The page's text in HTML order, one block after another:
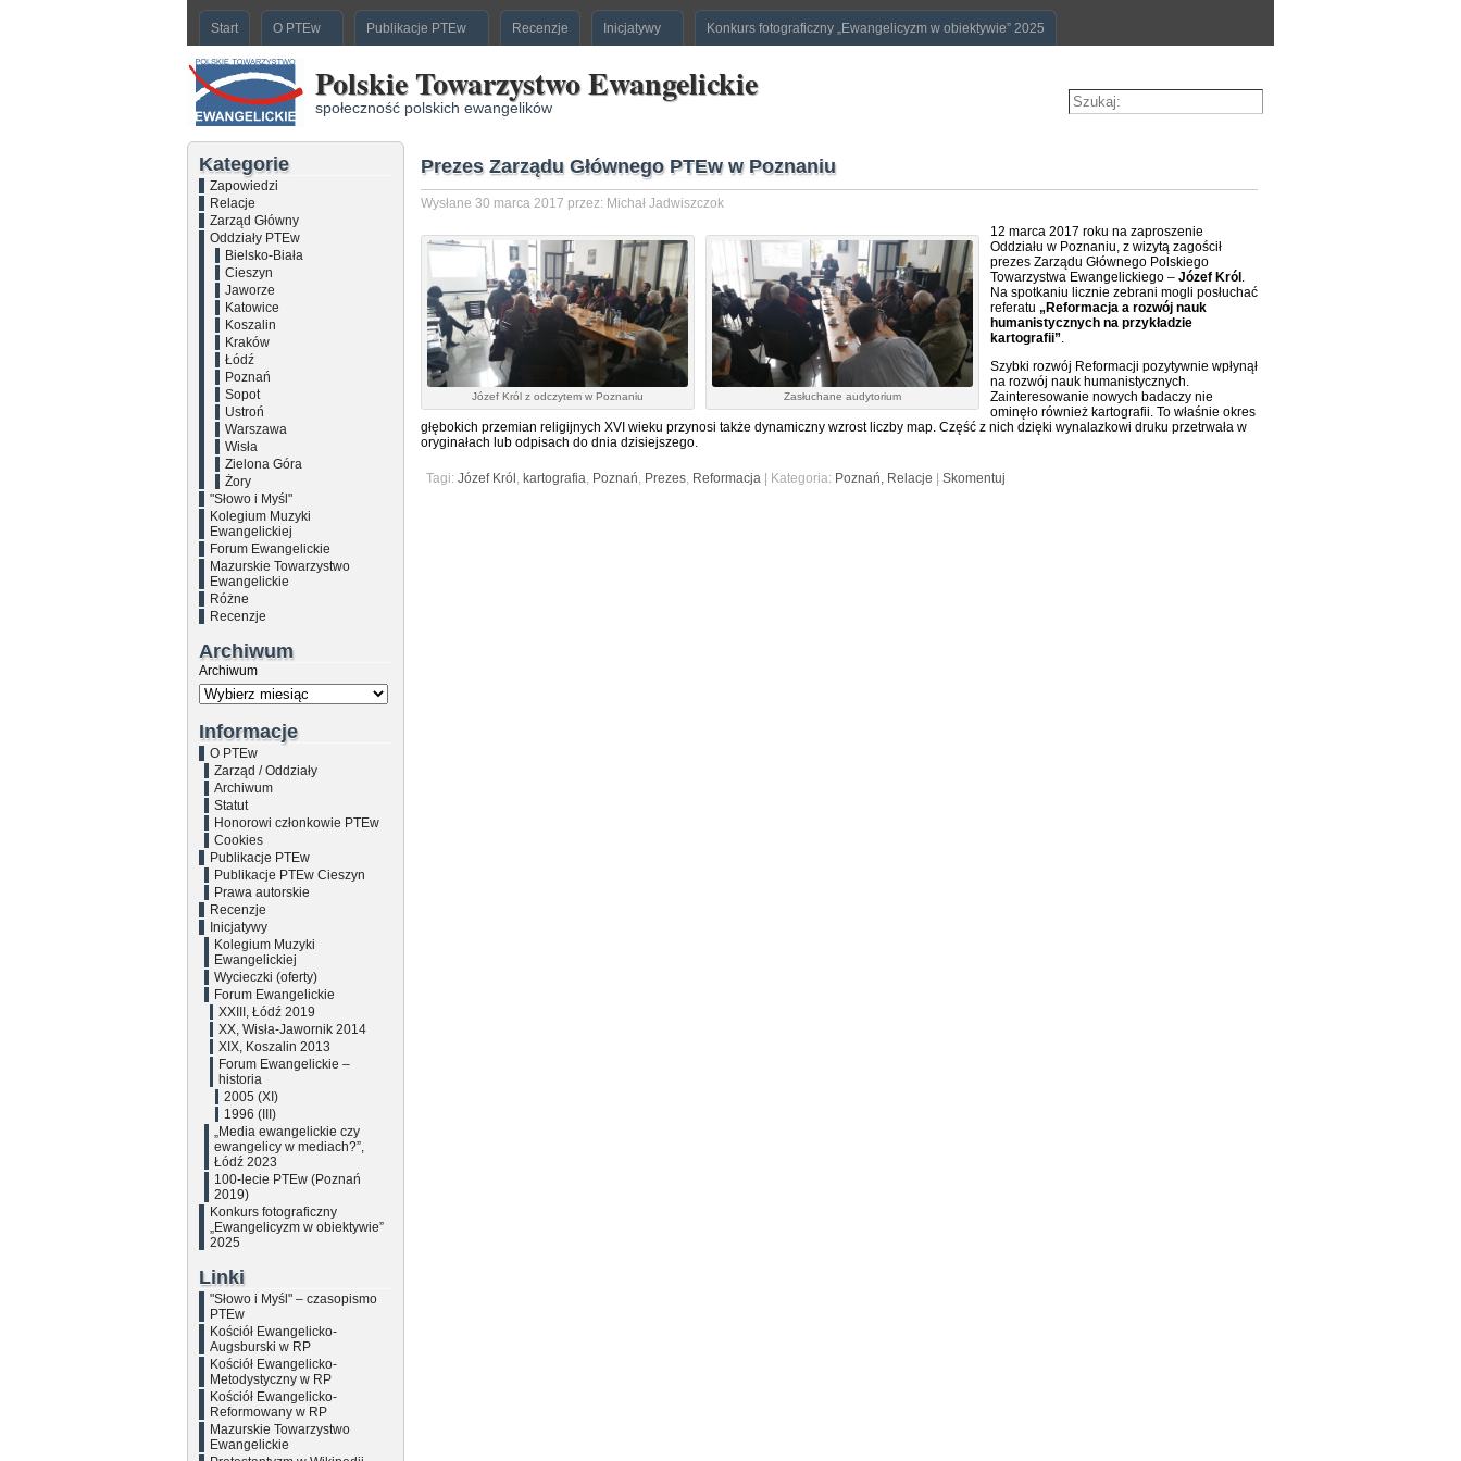
Start O PTEw Publikacje PTEw Recenzje Inicjatywy Konkurs fotograficzny „Ewangelicyzm w obiektywie” 2025
Polskie Towarzystwo Ewangelickie
społeczność polskich ewangelików
Kategorie
Zapowiedzi
Relacje
Zarząd Główny
Oddziały PTEw
Bielsko-Biała
Cieszyn
Jaworze
Katowice
Koszalin
Kraków
Łódź
Poznań
Sopot
Ustroń
Warszawa
Wisła
Zielona Góra
Żory
"Słowo i Myśl"
Kolegium Muzyki
Ewangelickiej
Forum Ewangelickie
Mazurskie Towarzystwo
Ewangelickie
Różne
Recenzje
Archiwum
Archiwum
Informacje
O PTEw
Zarząd / Oddziały
Archiwum
Statut
Honorowi członkowie PTEw
Cookies
Publikacje PTEw
Publikacje PTEw Cieszyn
Prawa autorskie
Recenzje
Inicjatywy
Kolegium Muzyki
Ewangelickiej
Wycieczki (oferty)
Forum Ewangelickie
XXIII, Łódź 2019
XX, Wisła-Jawornik 2014
XIX, Koszalin 2013
Forum Ewangelickie –
historia
2005 (XI)
1996 (III)
„Media ewangelickie czy
ewangelicy w mediach?”,
Łódź 2023
100-lecie PTEw (Poznań
2019)
Konkurs fotograficzny
„Ewangelicyzm w obiektywie”
2025
Linki
"Słowo i Myśl" – czasopismo
PTEw
Kościół Ewangelicko-
Augsburski w RP
Kościół Ewangelicko-
Metodystyczny w RP
Kościół Ewangelicko-
Reformowany w RP
Mazurskie Towarzystwo
Ewangelickie
Prezes Zarządu Głównego PTEw w Poznaniu
Wysłane 30 marca 2017 przez: Michał Jadwiszczok
Józef Król z odczytem w Poznaniu Zasłuchane audytorium
12 marca 2017 roku na zaproszenie
Oddziału w Poznaniu, z wizytą zagościł
prezes Zarządu Głównego Polskiego
Towarzystwa Ewangelickiego – Józef Król .
Na spotkaniu licznie zebrani mogli posłuchać
referatu „Reformacja a rozwój nauk
humanistycznych na przykładzie
kartografii”.
Szybki rozwój Reformacji pozytywnie wpłynął
na rozwój nauk humanistycznych.
Zainteresowanie nowych badaczy nie
ominęło również kartografii. To właśnie okres
głębokich przemian religijnych XVI wieku przynosi także dynamiczny wzrost liczby map. Część z nich dzięki wynalazkowi druku przetrwała w
oryginałach lub odpisach do dnia dzisiejszego.
Tagi: Józef Król , kartografia, Poznań, Prezes, Reformacja | Kategoria: Poznań, Relacje Skomentuj